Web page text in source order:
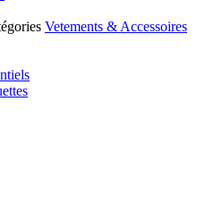
Vetements & Accessoires